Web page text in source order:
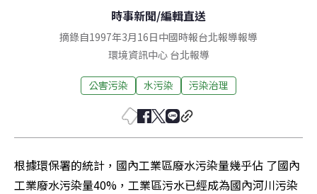
時事新聞/編輯直送
摘錄自1997年3月16日中國時報台北報導報導
環境資訊中心 台北報導
公害污染 水污染 污染治理
根據環保署的統計，國內工業區廢水污染量幾乎佔 了國內
工業廢水污染量40%，工業區污水已經成為國內河川污染